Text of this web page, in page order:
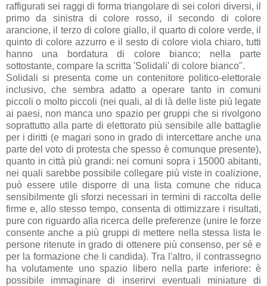
raffigurati sei raggi di forma triangolare di sei colori diversi, il
primo da sinistra di colore rosso, il secondo di colore
arancione, il terzo di colore giallo, il quarto di colore verde, il
quinto di colore azzurro e il sesto di colore viola chiaro, tutti
hanno una bordatura di colore bianco; nella parte
sottostante, compare la scritta 'Solidali' di colore bianco".
Solidali si presenta come un contenitore politico-elettorale
inclusivo, che sembra adatto a operare tanto in comuni
piccoli o molto piccoli (nei quali, al di là delle liste più legate
ai paesi, non manca uno spazio per gruppi che si rivolgono
soprattutto alla parte di elettorato più sensibile alle battaglie
per i diritti (e magari sono in grado di intercettare anche una
parte del voto di protesta che spesso è comunque presente),
quanto in città più grandi: nei comuni sopra i 15000 abitanti,
nei quali sarebbe possibile collegare più viste in coalizione,
può essere utile disporre di una lista comune che riduca
sensibilmente gli sforzi necessari in termini di raccolta delle
firme e, allo stesso tempo, consenta di ottimizzare i risultati,
pure con riguardo alla ricerca delle preferenze (unire le forze
consente anche a più gruppi di mettere nella stessa lista le
persone ritenute in grado di ottenere più consenso, per sé e
per la formazione che li candida). Tra l'altro, il contrassegno
ha volutamente uno spazio libero nella parte inferiore: è
possibile immaginare di inserirvi eventuali miniature di